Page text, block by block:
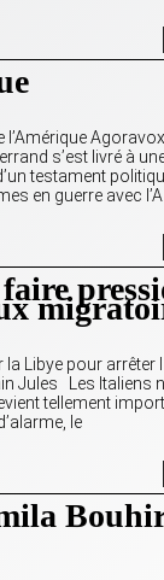
Agoravox
s’est livré à
testament
en guerre avec
la Libye pour arrêter
Jules Les Italiens
tellement
le